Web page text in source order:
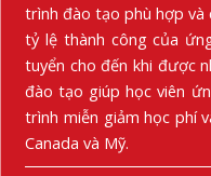
trình đào tạo phù hợp
tỷ lệ thành công của
tuyển cho đến khi được
đào tạo giúp học viên
trình miễn giảm học phí
Canada và Mỹ.